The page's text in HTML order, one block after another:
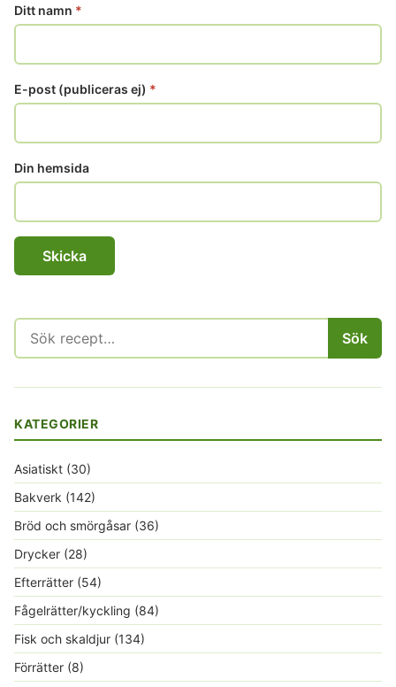
Ditt namn *
E-post (publiceras ej) *
Din hemsida
Sök
efter:
Sök
KATEGORIER
Asiatiskt (30)
Bakverk (142)
Bröd och smörgåsar (36)
Drycker (28)
Efterrätter (54)
Fågelrätter/kyckling (84)
Fisk och skaldjur (134)
Förrätter (8)